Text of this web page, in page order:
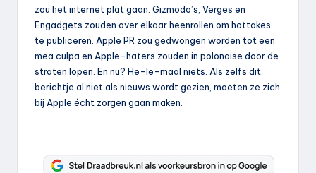
zou het internet plat gaan. Gizmodo’s, Verges en
Engadgets zouden over elkaar heenrollen om hottakes
te publiceren. Apple PR zou gedwongen worden tot een
mea culpa en Apple-haters zouden in polonaise door de
straten lopen. En nu? He-le-maal niets. Als zelfs dit
berichtje al niet als nieuws wordt gezien, moeten ze zich
bij Apple écht zorgen gaan maken.